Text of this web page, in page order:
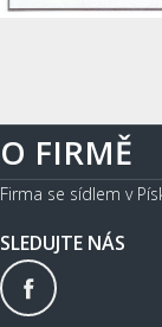
O FIRMĚ
Firma se sídlem v
SLEDUJTE NÁS